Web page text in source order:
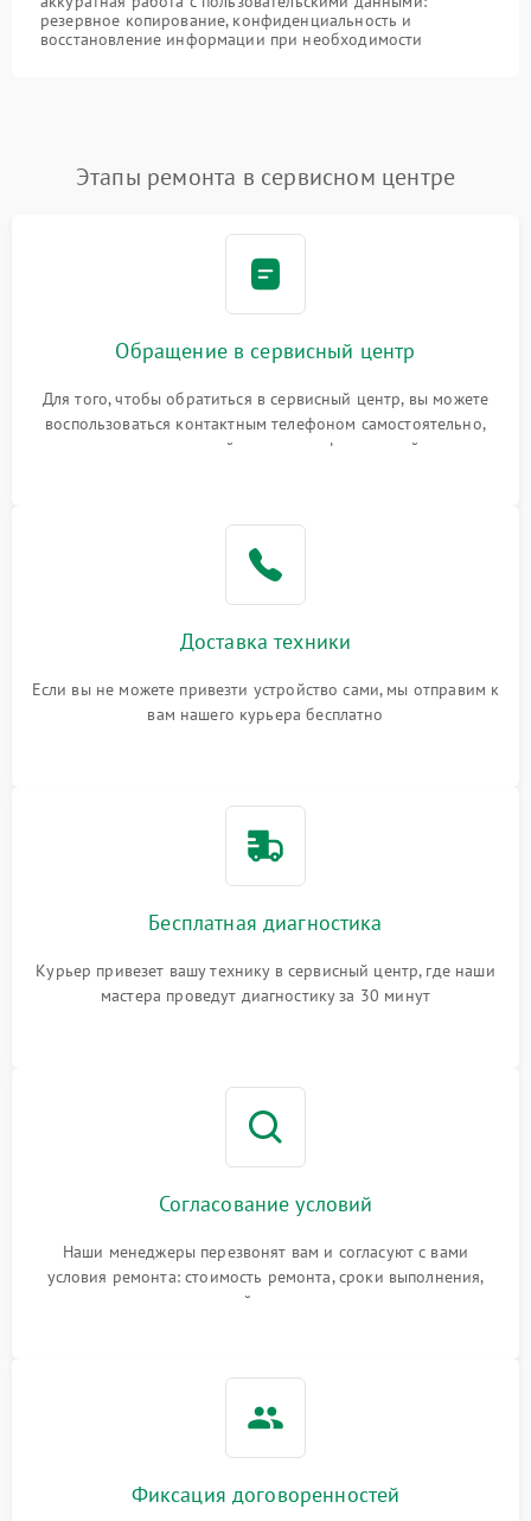
резервное копирование, конфиденциальность и
восстановление информации при необходимости
Этапы ремонта в сервисном центре
Обращение в сервисный центр
Для того, чтобы обратиться в сервисный центр, вы можете
воспользоваться контактным телефоном самостоятельно,
или оставить свой номер телефона на сайте
Доставка техники
Если вы не можете привезти устройство сами, мы отправим к
вам нашего курьера бесплатно
Бесплатная диагностика
Курьер привезет вашу технику в сервисный центр, где наши
мастера проведут диагностику за 30 минут
Согласование условий
Наши менеджеры перезвонят вам и согласуют с вами
условия ремонта: стоимость ремонта, сроки выполнения,
гарантийные условия
Фиксация договоренностей